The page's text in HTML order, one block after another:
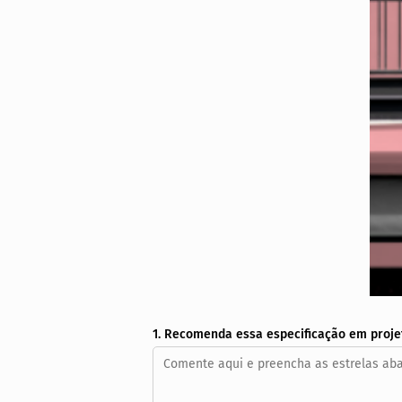
1. Recomenda essa especificação em